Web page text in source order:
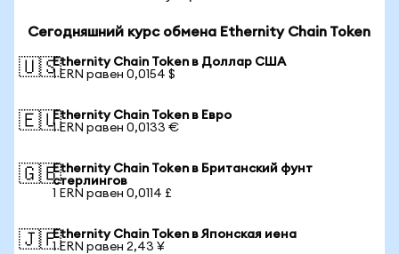
Сегодняшний курс обмена Ethernity Chain Token
🇺🇸Ethernity Chain Token в Доллар США
1 ERN равен 0,0154 $
🇪🇺Ethernity Chain Token в Евро
1 ERN равен 0,0133 €
🇬🇧Ethernity Chain Token в Британский фунт
стерлингов
1 ERN равен 0,0114 £
🇯🇵Ethernity Chain Token в Японская иена
1 ERN равен 2,43 ¥